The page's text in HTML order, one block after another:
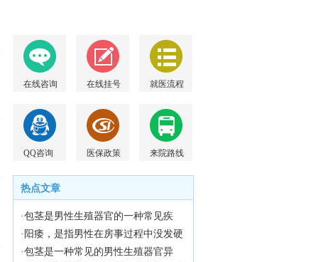
在线咨询 在线挂号 就医流程
QQ咨询 医保政策 来院路线
热点文章
·包茎是男性生殖器官的一种常见疾
病，特别是在儿童时期。它是指男性
阴茎的包皮无法完全向后拉伸，从而
·阳痿，是指男性在房事过程中没发硬
起来或者保持勃起的现象。在医学
·包茎是一种常见的男性生殖器官异